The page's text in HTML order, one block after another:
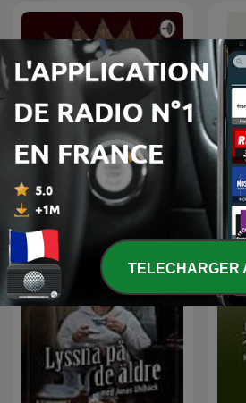
Wayang Kulit Indonesia
TELECHARGER